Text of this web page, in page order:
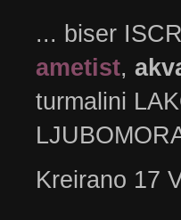
... biser
ametist,
turmalini
Kreirano 17